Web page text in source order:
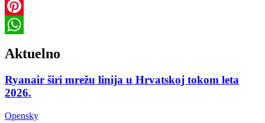
Twitter
Pinterest
Aktuelno
Ryanair širi mrežu linija u Hrvatskoj tokom leta
2026.
Opensky